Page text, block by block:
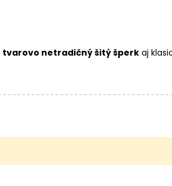
tvarovo netradičný šitý šperk aj